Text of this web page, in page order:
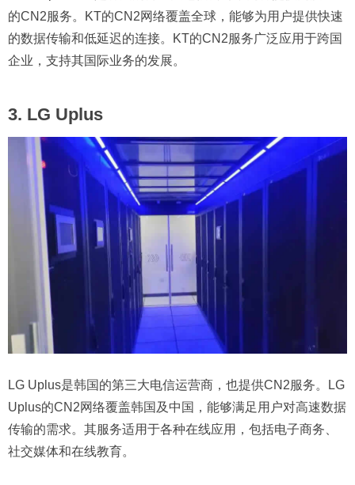
的CN2服务。KT的CN2网络覆盖全球，能够为用户提供快速
的数据传输和低延迟的连接。KT的CN2服务广泛应用于跨国
企业，支持其国际业务的发展。
3. LG Uplus
LG Uplus是韩国的第三大电信运营商，也提供CN2服务。LG
Uplus的CN2网络覆盖韩国及中国，能够满足用户对高速数据
传输的需求。其服务适用于各种在线应用，包括电子商务、
社交媒体和在线教育。